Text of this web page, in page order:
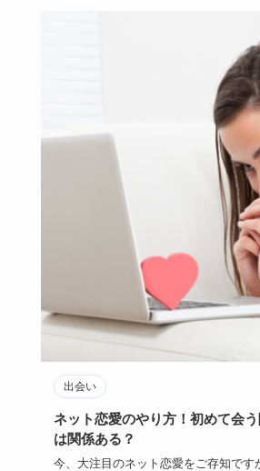
出会い
ネット恋愛のやり方！初めて会
は関係ある？
今、大注目のネット恋愛をご存知です